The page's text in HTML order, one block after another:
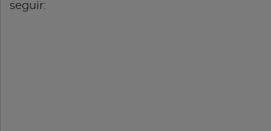
seguir: